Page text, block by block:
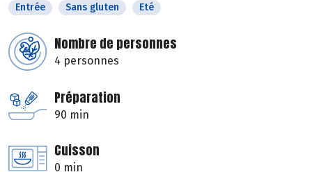
Entrée Sans gluten Eté
Nombre de personnes
4 personnes
Préparation
90 min
Cuisson
0 min